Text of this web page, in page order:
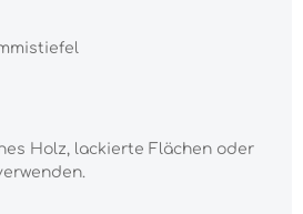
Holz, lackierte Flächen oder